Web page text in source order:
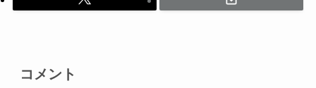
コメント